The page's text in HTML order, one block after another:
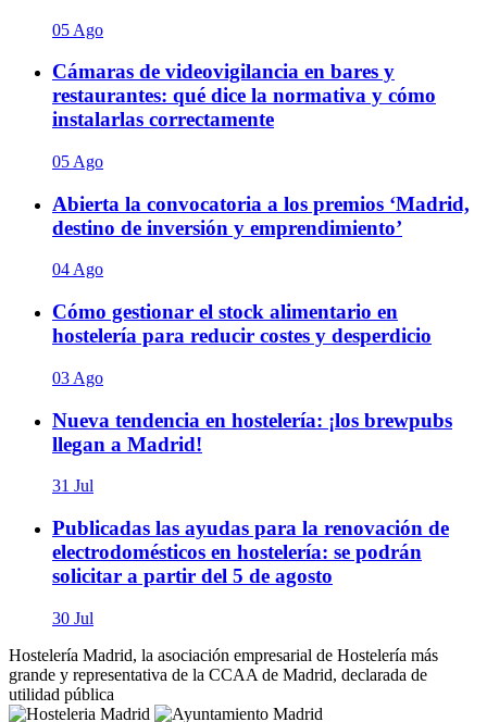
05 Ago
Cámaras de videovigilancia en bares y
restaurantes: qué dice la normativa y cómo
instalarlas correctamente
05 Ago
Abierta la convocatoria a los premios ‘Madrid,
destino de inversión y emprendimiento’
04 Ago
Cómo gestionar el stock alimentario en
hostelería para reducir costes y desperdicio
03 Ago
Nueva tendencia en hostelería: ¡los brewpubs
llegan a Madrid!
31 Jul
Publicadas las ayudas para la renovación de
electrodomésticos en hostelería: se podrán
solicitar a partir del 5 de agosto
30 Jul
Hostelería Madrid, la asociación empresarial de Hostelería más
grande y representativa de la CCAA de Madrid, declarada de
utilidad pública